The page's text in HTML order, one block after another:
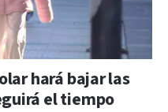
hará bajar las
el tiempo